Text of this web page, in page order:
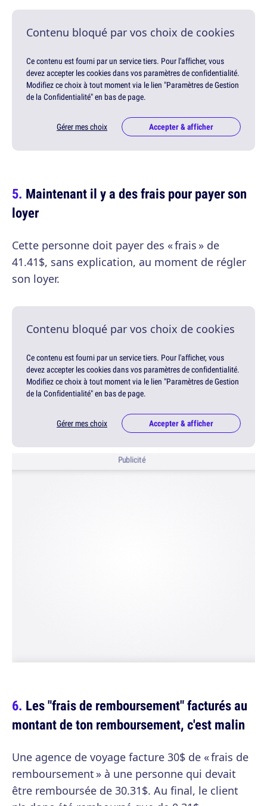
Contenu bloqué par vos choix de cookies
Ce contenu est fourni par un service tiers. Pour l'afficher, vous
devez accepter les cookies dans vos paramètres de confidentialité.
Modifiez ce choix à tout moment via le lien "Paramètres de Gestion
de la Confidentialité" en bas de page.
Gérer mes choix Accepter & afficher
Maintenant il y a des frais pour payer son
loyer
Cette personne doit payer des « frais » de
41.41$, sans explication, au moment de régler
son loyer.
Contenu bloqué par vos choix de cookies
Ce contenu est fourni par un service tiers. Pour l'afficher, vous
devez accepter les cookies dans vos paramètres de confidentialité.
Modifiez ce choix à tout moment via le lien "Paramètres de Gestion
de la Confidentialité" en bas de page.
Gérer mes choix Accepter & afficher
Publicité
Les "frais de remboursement" facturés au
montant de ton remboursement, c'est malin
Une agence de voyage facture 30$ de « frais de
remboursement » à une personne qui devait
être remboursée de 30.31$. Au final, le client